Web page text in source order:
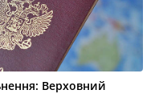
Верховний